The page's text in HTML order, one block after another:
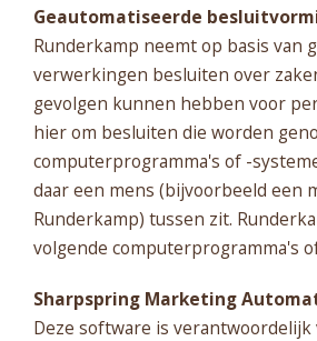
Geautomatiseerde
Runderkamp neemt op basis van
verwerkingen besluiten over
gevolgen kunnen hebben voor
hier om besluiten die worden
computerprogramma's of -
daar een mens (bijvoorbeeld een
Runderkamp) tussen zit.
volgende computerprogramma's
Sharpspring Marketing
Deze software is